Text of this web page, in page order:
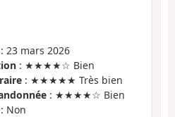
: 23 mars 2026
: ★★★★☆ Bien
: ★★★★★ Très bien
: ★★★★☆ Bien
: Non